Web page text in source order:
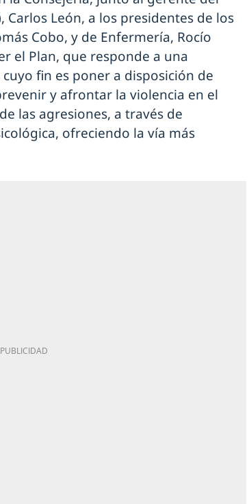
Carlos León, a los presidentes de los
Cobo, y de Enfermería, Rocío
el Plan, que responde a una
fin es poner a disposición de
y afrontar la violencia en el
las agresiones, a través de
ofreciendo la vía más